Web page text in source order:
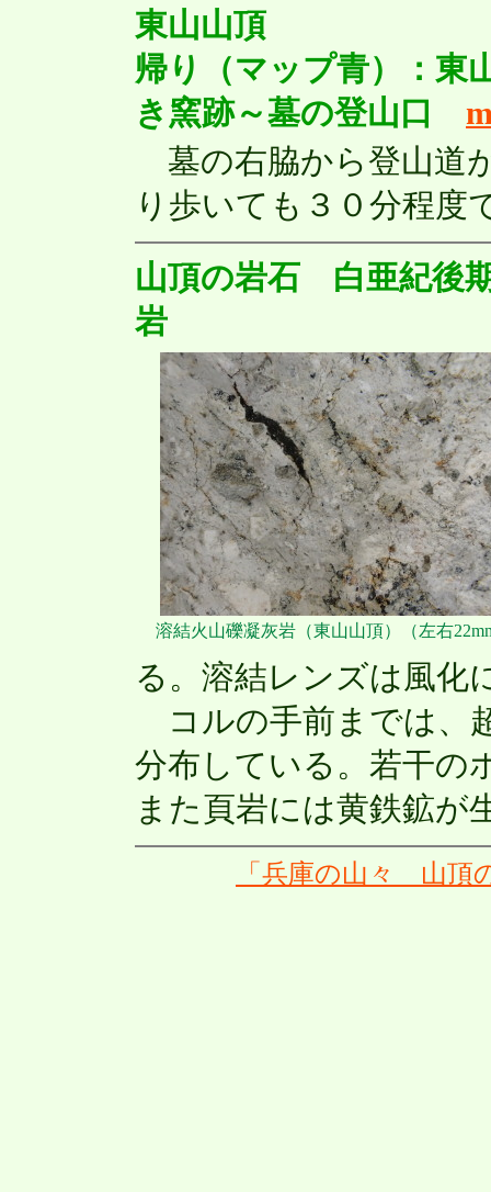
東山山頂
帰り（マップ青）：東
き窯跡～墓の登山口
墓の右脇から登山道
り歩いても３０分程度
山頂の岩石 白亜紀後
岩
溶結火山礫凝灰岩（東山山頂）（左右
る。溶結レンズは風化
コルの手前までは、
分布している。若干の
また頁岩には黄鉄鉱が
「兵庫の山々 山頂